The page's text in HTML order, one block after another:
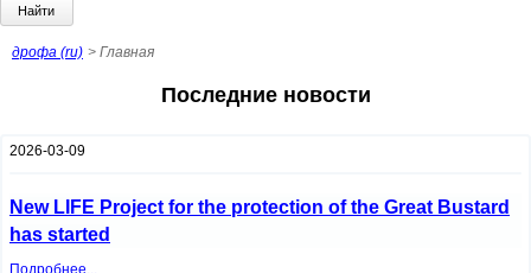
Найти
дрофа (ru) Главная
Последние новости
2026-03-09
New LIFE Project for the protection of the Great Bustard
has started
Подробнее...